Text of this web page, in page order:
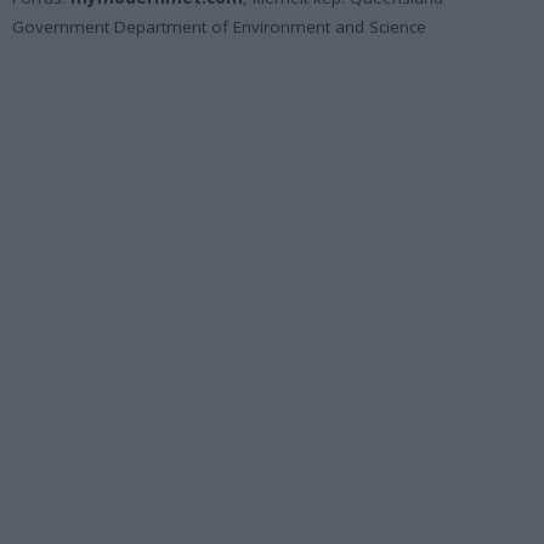
Government Department of Environment and Science